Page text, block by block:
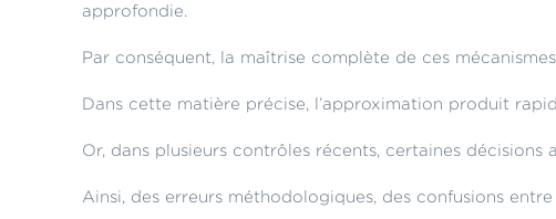
approfondie.
Par conséquent, la maîtrise complète de ces
Dans cette matière précise, l’approximation produit
Or, dans plusieurs contrôles récents, certaines décisions
Ainsi, des erreurs méthodologiques, des confusions